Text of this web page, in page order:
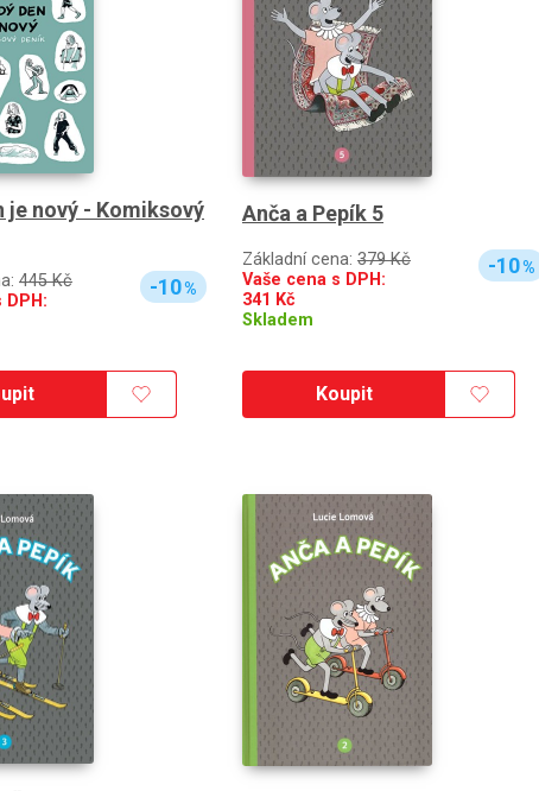
je nový - Komiksový
445 Kč
DPH:
-10%
Anča a Pepík 5
Základní cena: 379 Kč
Vaše cena s DPH:
341 Kč
Skladem
-10%
Koupit